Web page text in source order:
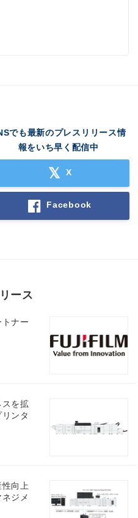
でも最新のプレスリリース情
報をいち早く配信中
X
Facebook
ース
ナー
を拡
ンタ
向上
ジメ